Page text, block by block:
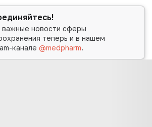
новости сферы
теперь и в нашем
канале@medpharm.